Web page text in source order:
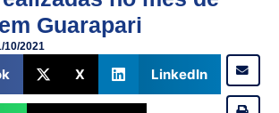
Guarapari
10/2021
X LinkedIn